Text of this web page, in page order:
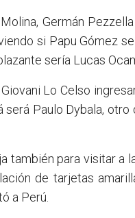
Germán
si Papu Gómez
sería Lucas
Lo Celso
Paulo Dybala,
también para visitar a
de tarjetas
a Perú.